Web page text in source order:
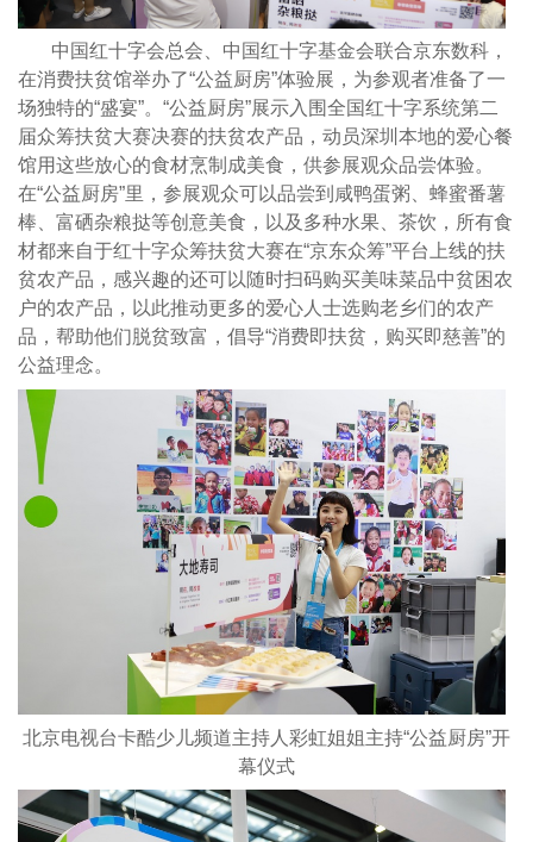
中国红十字会总会、中国红十字基金会联合京东数科，
在消费扶贫馆举办了“公益厨房”体验展，为参观者准备了一
场独特的“盛宴”。“公益厨房”展示入围全国红十字系统第二
届众筹扶贫大赛决赛的扶贫农产品，动员深圳本地的爱心餐
馆用这些放心的食材烹制成美食，供参展观众品尝体验。
在“公益厨房”里，参展观众可以品尝到咸鸭蛋粥、蜂蜜番薯
棒、富硒杂粮挞等创意美食，以及多种水果、茶饮，所有食
材都来自于红十字众筹扶贫大赛在“京东众筹”平台上线的扶
贫农产品，感兴趣的还可以随时扫码购买美味菜品中贫困农
户的农产品，以此推动更多的爱心人士选购老乡们的农产
品，帮助他们脱贫致富，倡导“消费即扶贫，购买即慈善”的
公益理念。
北京电视台卡酷少儿频道主持人彩虹姐姐主持“公益厨房”开
幕仪式